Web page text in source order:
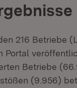
216 Betriebe
Portal
Betriebe
(9.956)